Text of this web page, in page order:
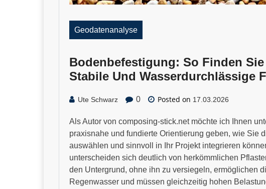
Geodatenanalyse
Bodenbefestigung: So Finden
Stabile Und Wasserdurchlässige
Ute Schwarz 0 Posted on 17.03.2026
Als Autor von composing-stick.net möchte ich Ihnen
praxisnahe und fundierte Orientierung geben, wie Sie
auswählen und sinnvoll in Ihr Projekt integrieren
unterscheiden sich deutlich von herkömmlichen
den Untergrund, ohne ihn zu versiegeln, ermöglichen
Regenwasser und müssen gleichzeitig hohen